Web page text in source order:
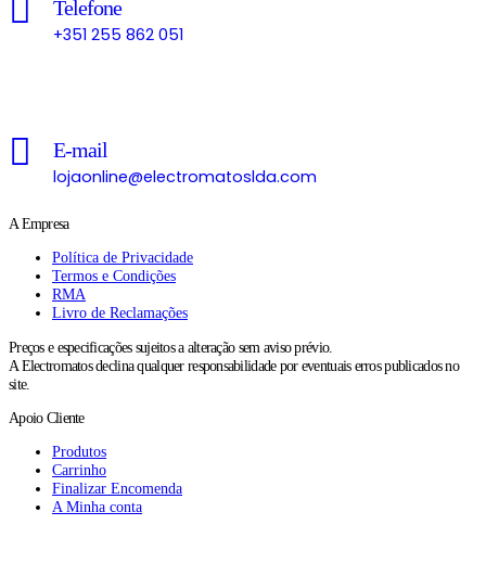
Telefone
+351 255 862 051
E-mail
lojaonline@electromatoslda.com
A Empresa
Política de Privacidade
Termos e Condições
RMA
Livro de Reclamações
Preços e especificações sujeitos a alteração sem aviso prévio.
A Electromatos declina qualquer responsabilidade por eventuais erros publicados no
site.
Apoio Cliente
Produtos
Carrinho
Finalizar Encomenda
A Minha conta